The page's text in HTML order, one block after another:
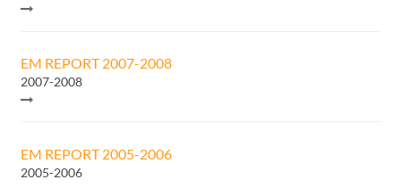
EM REPORT 2007-2008
2007-2008
EM REPORT 2005-2006
2005-2006